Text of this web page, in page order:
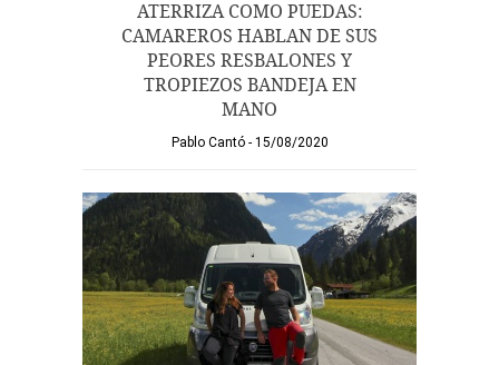
ATERRIZA COMO PUEDAS:
CAMAREROS HABLAN DE SUS
PEORES RESBALONES Y
TROPIEZOS BANDEJA EN
MANO
Pablo Cantó 15/08/2020